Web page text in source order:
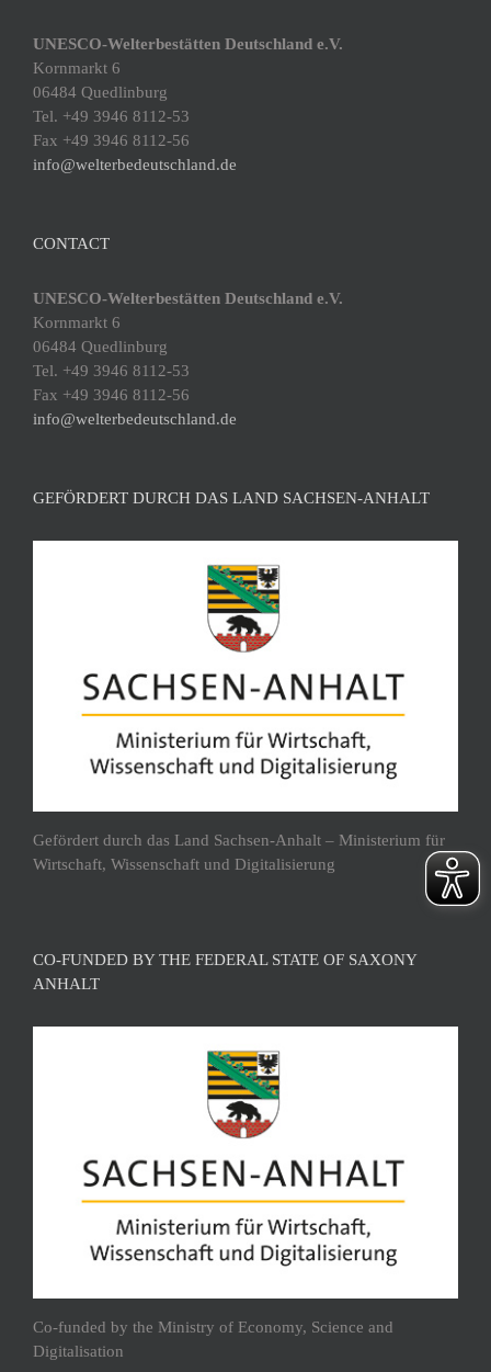
UNESCO-Welterbestätten Deutschland e.V.
Kornmarkt 6
06484 Quedlinburg
Tel. +49 3946 8112-53
Fax +49 3946 8112-56
info@welterbedeutschland.de
CONTACT
UNESCO-Welterbestätten Deutschland e.V.
Kornmarkt 6
06484 Quedlinburg
Tel. +49 3946 8112-53
Fax +49 3946 8112-56
info@welterbedeutschland.de
GEFÖRDERT DURCH DAS LAND SACHSEN-ANHALT
Gefördert durch das Land Sachsen-Anhalt – Ministerium für
Wirtschaft, Wissenschaft und Digitalisierung
CO-FUNDED BY THE FEDERAL STATE OF SAXONY
ANHALT
Co-funded by the Ministry of Economy, Science and
Digitalisation